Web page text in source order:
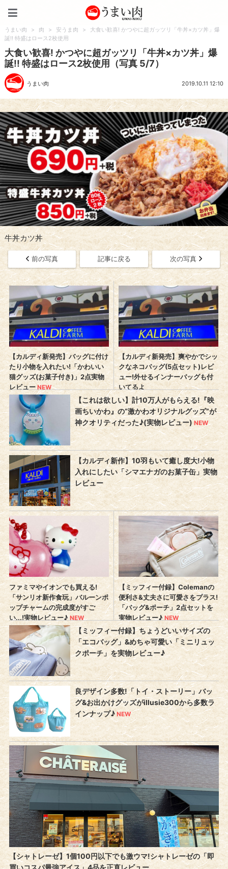
うまい肉 > 肉 > 安うま肉 >
大食い歓喜! かつやに超ガッツリ「牛丼×カツ丼」爆
誕!! 特盛はロース2枚使用
大食い歓喜! かつやに超ガッツリ「牛丼×カツ丼」爆
誕!! 特盛はロース2枚使用（写真 5/7）
うまい肉 2019.10.11 12:10
牛丼カツ丼
前の写真 記事に戻る 次の写真